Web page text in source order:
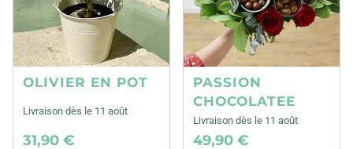
OLIVIER EN POT
Livraison dès le 11 août
31,90 €
PASSION
CHOCOLATEE
Livraison dès le 11 août
49,90 €